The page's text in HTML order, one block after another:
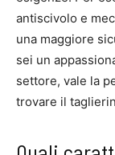
antiscivolo e
una maggiore
sei un
settore, vale la
trovare il